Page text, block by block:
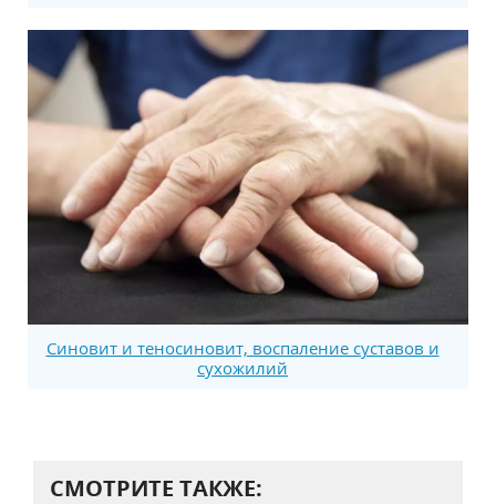
Синовит и теносиновит, воспаление суставов и
сухожилий
СМОТРИТЕ ТАКЖЕ: